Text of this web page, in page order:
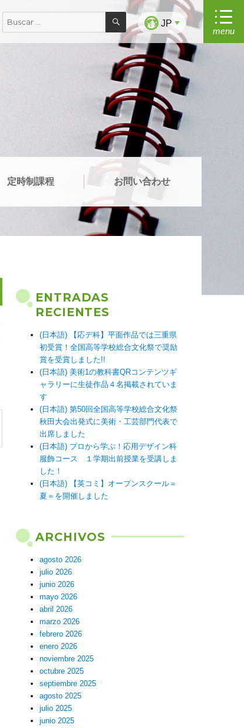
Buscar
por:
BUSCAR
JP
menu
定時制課程 お問い合わせ
ENTRADAS
RECIENTES
(日本語) 【応デ科】平面作品では三重県
初受賞！全国高等学校総合文化祭で奨励
賞を受賞しました!!
(日本語) 美術1の教科書QRコンテンツギ
ャラリーに生徒作品４名掲載されていま
す
(日本語) 第50回全国高等学校総合文化祭
秋田大会出発式に美術・工芸部門代表で
出席しました
(日本語) プロから学ぶ！応用デザイン科
服飾コース １学期出前授業を受講しま
した！
(日本語) 【英コミ】オープンスクール＝
夏＝を開催しました
ARCHIVOS
agosto 2026
julio 2026
junio 2026
mayo 2026
abril 2026
marzo 2026
febrero 2026
enero 2026
noviembre 2025
octubre 2025
septiembre 2025
agosto 2025
julio 2025
junio 2025